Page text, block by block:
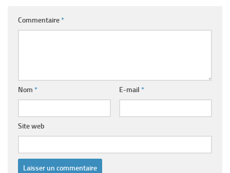
Commentaire*
Nom * E-mail *
Site web